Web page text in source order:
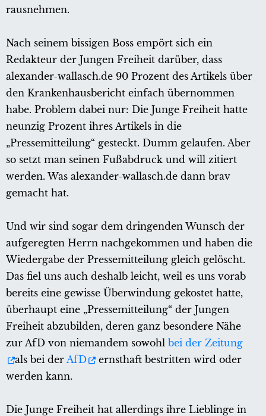
rausnehmen.
Nach seinem bissigen Boss empört sich ein
Redakteur der Jungen Freiheit darüber, dass
alexander-wallasch.de 90 Prozent des Artikels über
den Krankenhausbericht einfach übernommen
habe. Problem dabei nur: Die Junge Freiheit hatte
neunzig Prozent ihres Artikels in die
„Pressemitteilung“ gesteckt. Dumm gelaufen. Aber
so setzt man seinen Fußabdruck und will zitiert
werden. Was alexander-wallasch.de dann brav
gemacht hat.
Und wir sind sogar dem dringenden Wunsch der
aufgeregten Herrn nachgekommen und haben die
Wiedergabe der Pressemitteilung gleich gelöscht.
Das fiel uns auch deshalb leicht, weil es uns vorab
bereits eine gewisse Überwindung gekostet hatte,
überhaupt eine „Pressemitteilung“ der Jungen
Freiheit abzubilden, deren ganz besondere Nähe
zur AfD von niemandem sowohl bei der Zeitung
als bei der AfD
ernsthaft bestritten wird oder
werden kann.
Die Junge Freiheit hat allerdings ihre Lieblinge in